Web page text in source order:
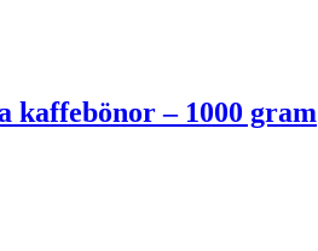
kaffebönor – 1000 gram